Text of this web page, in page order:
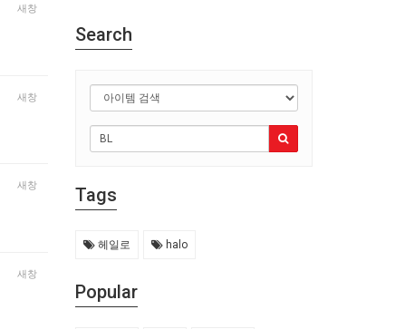
새창
새창
새창
새창
Search
Tags
헤일로 halo
Popular